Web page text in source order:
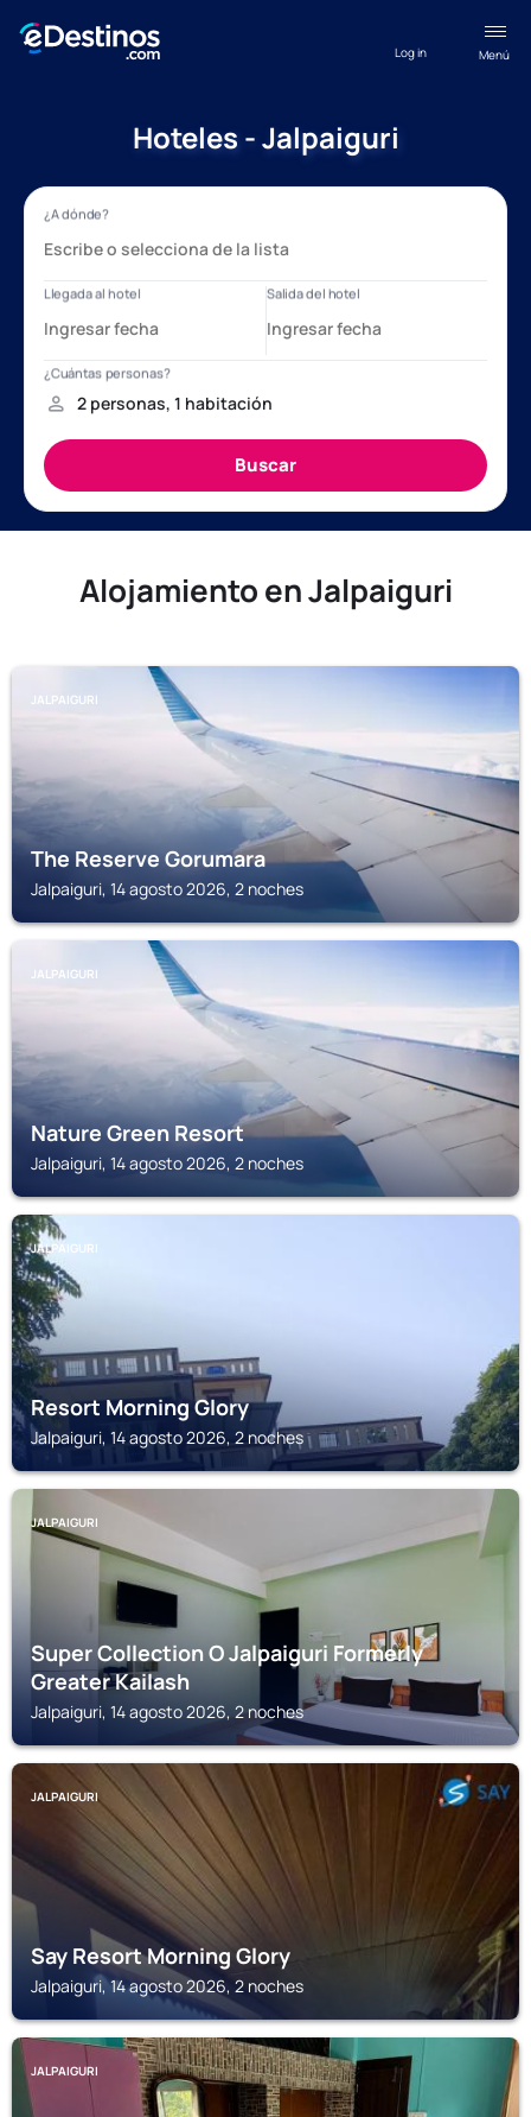
Menú
Log in
Hoteles - Jalpaiguri
Alojamiento en Jalpaiguri
JALPAIGURI
The Reserve Gorumara
Jalpaiguri, 14 agosto 2026, 2 noches
JALPAIGURI
Nature Green Resort
Jalpaiguri, 14 agosto 2026, 2 noches
JALPAIGURI
Resort Morning Glory
Jalpaiguri, 14 agosto 2026, 2 noches
JALPAIGURI
Super Collection O Jalpaiguri Formerly
Greater Kailash
Jalpaiguri, 14 agosto 2026, 2 noches
JALPAIGURI
Say Resort Morning Glory
Jalpaiguri, 14 agosto 2026, 2 noches
JALPAIGURI